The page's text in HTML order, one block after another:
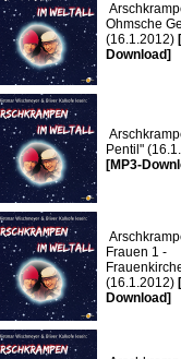
Ohmsche
(16.1.2012)
Download]
Pentil"
[MP3-
Frauen 1 -
(16.1.2012)
Download]